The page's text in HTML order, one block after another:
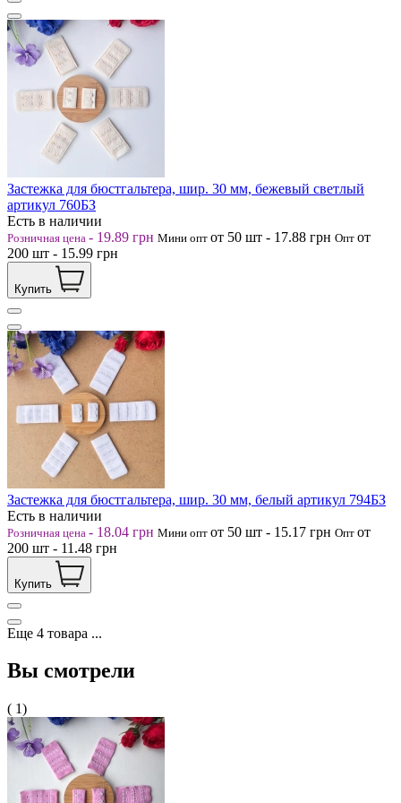
Застежка для бюстгальтера, шир. 30 мм, бежевый светлый
артикул 760БЗ
Есть в наличии
Розничная цена - 19.89 грн Мини опт от 50 шт - 17.88 грн Опт от
200 шт - 15.99 грн
Купить
Застежка для бюстгальтера, шир. 30 мм, белый артикул 794БЗ
Есть в наличии
Розничная цена - 18.04 грн Мини опт от 50 шт - 15.17 грн Опт от
200 шт - 11.48 грн
Купить
Еще 4 товара ...
Вы смотрели
( 1)